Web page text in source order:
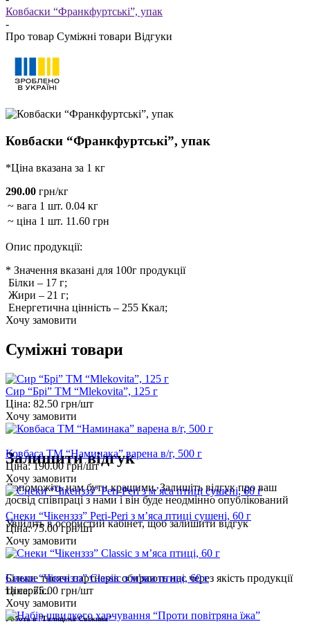
Ковбаски “Франкфуртські”, упак
-
Про товар Суміжні товари Відгуки
Ковбаски “Франкфуртські”, упак
*Ціна вказана за 1 кг
290.00 грн/кг
~ вага 1 шт. 0.04 кг
~ ціна 1 шт. 11.60 грн
Опис продукції:
* Значення вказані для 100г продукції
Білки – 17 г;
Жири – 21 г;
Енергетична цінність – 255 Ккал;
Хочу замовити
Суміжні товари
Сир “Брі” ТМ “Mlekovita”, 125 г
Ціна: 82.50 грн/шт
Хочу замовити
Ковбаса ТМ “Наминака” варена в/г, 500 г
Ціна:190.00 грн/шт
Хочу замовити
Снеки “Чікенззз” Peri-Peri з м’яса птиці сушені, 60 г
Ціна:75.00 грн/шт
Хочу замовити
Снеки “Чікенззз” Classic з м’яса птиці, 60 г
Ціна:75.00 грн/шт
Хочу замовити
Залишити відгук
Допоможіть нам бути кращими. Залишіть відгук про ваш
досвід співпраці з нами і він буде неодмінно опублікований
Увійдітьв особистий кабінет, щоб залишити відгук
Більше тисячі партнерів обирають нас через якість продукції
та сервіс.
Робота в "Галицька Свіжина"